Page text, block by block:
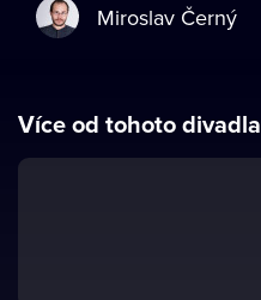
Miroslav Černý
Více od tohoto divadla